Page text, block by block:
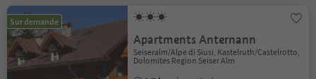
Sur demande
Apartments Anternann
Seiseralm/Alpe di Siusi, Kastelruth/Castelrotto,
Dolomites Region Seiser Alm